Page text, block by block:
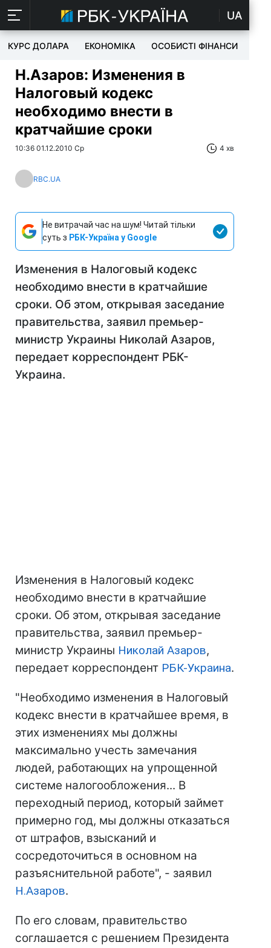
UA
КУРС ДОЛАРА ЕКОНОМІКА ОСОБИСТІ ФІНАНСИ
Н.Азаров: Изменения в
Налоговый кодекс
необходимо внести в
кратчайшие сроки
10:36 01.12.2010 Ср 4 хв
RBC.UA
Не витрачай час на шум! Читай тільки
суть з РБК-Україна у Google
Изменения в Налоговый кодекс
необходимо внести в кратчайшие
сроки. Об этом, открывая заседание
правительства, заявил премьер-
министр Украины Николай Азаров,
передает корреспондент РБК-
Украина.
Изменения в Налоговый кодекс
необходимо внести в кратчайшие
сроки. Об этом, открывая заседание
правительства, заявил премьер-
министр Украины Николай Азаров,
передает корреспондент РБК-Украина.
"Необходимо изменения в Налоговый
кодекс внести в кратчайшее время, в
этих изменениях мы должны
максимально учесть замечания
людей, работающих на упрощенной
системе налогообложения... В
переходный период, который займет
примерно год, мы должны отказаться
от штрафов, взысканий и
сосредоточиться в основном на
разъяснительной работе", - заявил
Н.Азаров.
По его словам, правительство
соглашается с решением Президента